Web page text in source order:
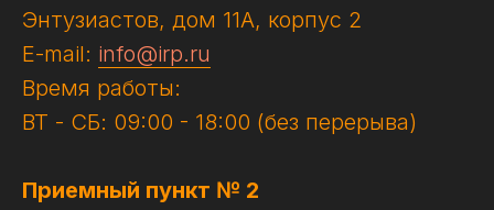
Энтузиастов, дом 11А, корпус 2
E-mail: info@irp.ru
Время работы:
ВТ - СБ: 09:00 - 18:00 (без перерыва)
Приемный пункт № 2